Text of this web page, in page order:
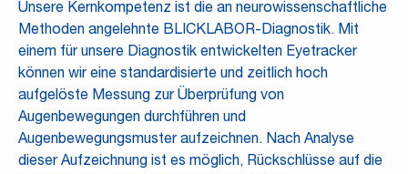
Unsere Kernkompetenz ist die an neurowissenschaftliche
Methoden angelehnte BLICKLABOR-Diagnostik. Mit
einem für unsere Diagnostik entwickelten Eyetracker
können wir eine standardisierte und zeitlich hoch
aufgelöste Messung zur Überprüfung von
Augenbewegungen durchführen und
Augenbewegungsmuster aufzeichnen. Nach Analyse
dieser Aufzeichnung ist es möglich, Rückschlüsse auf die